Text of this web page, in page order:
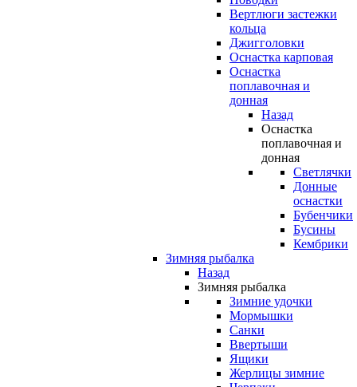
Вертлюги застежки
кольца
Джигголовки
Оснастка карповая
Оснастка
поплавочная и
донная
Назад
Оснастка
поплавочная и
донная
Светлячки
Донные
оснастки
Бубенчики
Бусины
Кембрики
Зимняя рыбалка
Назад
Зимняя рыбалка
Зимние удочки
Мормышки
Санки
Ввертыши
Ящики
Жерлицы зимние